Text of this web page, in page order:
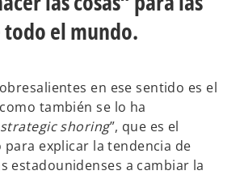
todo el mundo.
en ese sentido es el
también se lo ha
strategic shoring”, que es el
explicar la tendencia de
estadounidenses a cambiar la